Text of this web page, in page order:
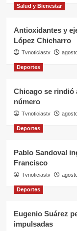
Salud y Bienestar
Antioxidantes y
López Chicharro
Tvnoticiastv
Deportes
Chicago se rindió
número
Tvnoticiastv
Deportes
Pablo Sandoval
Francisco
Tvnoticiastv
Deportes
Eugenio Suárez
impulsadas